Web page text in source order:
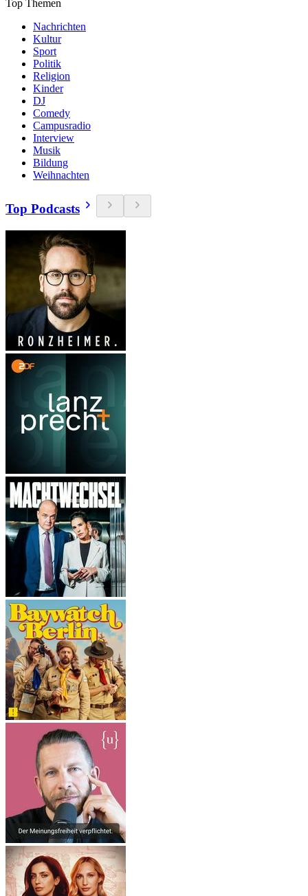
Top Themen
Nachrichten
Kultur
Sport
Politik
Religion
Kinder
DJ
Comedy
Campusradio
Interview
Musik
Bildung
Weihnachten
Top Podcasts